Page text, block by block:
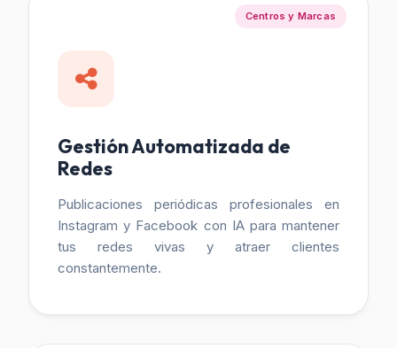
Centros y Marcas
Gestión Automatizada de
Redes
Publicaciones periódicas profesionales en
Instagram y Facebook con IA para mantener
tus redes vivas y atraer clientes
constantemente.